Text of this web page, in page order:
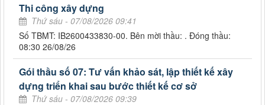
Thi công xây dựng
Thứ sáu - 07/08/2026 09:41
Số TBMT: IB2600433830-00. Bên mời thầu: . Đóng thầu:
08:30 26/08/26
Gói thầu số 07: Tư vấn khảo sát, lập thiết kế xây
dựng triển khai sau bước thiết kế cơ sở
Thứ sáu - 07/08/2026 09:39